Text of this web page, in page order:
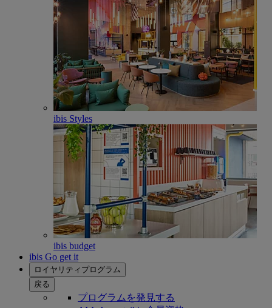
ibis Styles
ibis budget
ibis Go get it
ロイヤリティプログラム
戻る
プログラムを発見する